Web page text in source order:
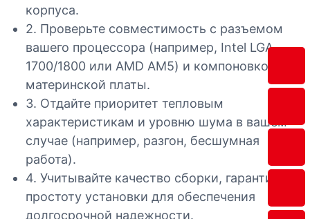
корпуса.
2. Проверьте совместимость с разъемом
вашего процессора (например, Intel LGA
1700/1800 или AMD AM5) и компоновкой
материнской платы.
3. Отдайте приоритет тепловым
характеристикам и уровню шума в вашем
случае (например, разгон, бесшумная
работа).
4. Учитывайте качество сборки, гарантию и
простоту установки для обеспечения
долгосрочной надежности.